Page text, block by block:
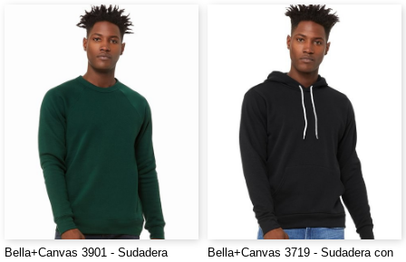
Bella+Canvas 3901 - Sudadera
Bella+Canvas 3719 - Sudadera con